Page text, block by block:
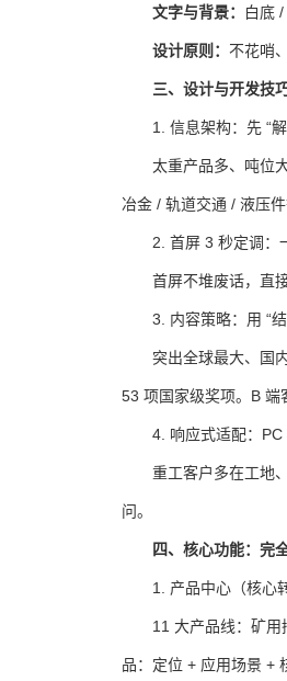
文字与背景： 白底
设计原则：不花哨
三、设计与开发技
1. 信息架构：先 “
太重产品多、吨位
冶金 / 轨道交通 / 液压
2. 首屏 3 秒定调：
首屏不堆废话，直
3. 内容策略：用 “
突出全球最大、国
53 项国家级奖项。 B 端
4. 响应式适配：
重工客户多在工地
问。
四、核心功能：完
1. 产品中心（核心
11 大产品线：矿
品：定位 + 应用场景 +